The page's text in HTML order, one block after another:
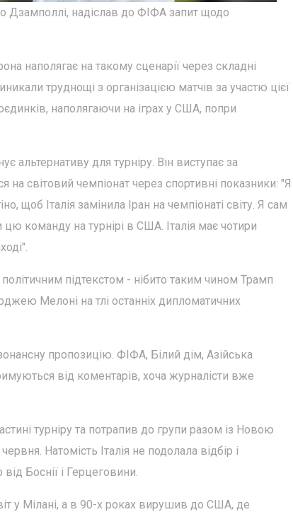
Дзамполлі, надіслав до ФІФА запит щодо
наполягає на такому сценарії через складні
труднощі з організацією матчів за участю цієї
наполягаючи на іграх у США, попри
для турніру. Він виступає за
на світовий чемпіонат через спортивні показники: "Я
Італія замінила Іран на чемпіонаті світу. Я сам
команду на турнірі в США. Італія має чотири
підтекстом - нібито таким чином Трамп
Мелоні на тлі останніх дипломатичних
пропозицію. ФІФА, Білий дім, Азійська
від коментарів, хоча журналісти вже
турніру та потрапив до групи разом із Новою
Натомість Італія не подолала відбір і
Боснії і Герцеговини.
у Мілані, а в 90-х роках вирушив до США, де